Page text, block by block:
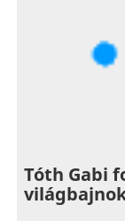
Tóth Gabi